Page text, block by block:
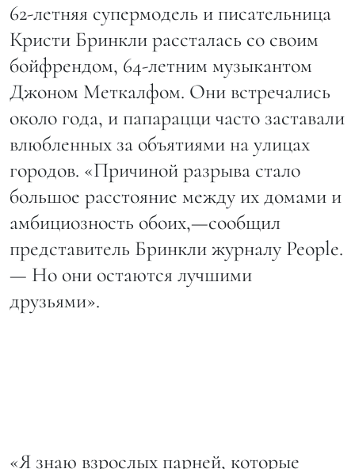
62-летняя супермодель и писательница
Кристи Бринкли рассталась со своим
бойфрендом, 64-летним музыкантом
Джоном Меткалфом. Они встречались
около года, и папарацци часто заставали
влюбленных за объятиями на улицах
городов. «Причиной разрыва стало
большое расстояние между их домами и
амбициозность обоих,—сообщил
представитель Бринкли журналу People.
— Но они остаются лучшими
друзьями».
«Я знаю взрослых парней, которые